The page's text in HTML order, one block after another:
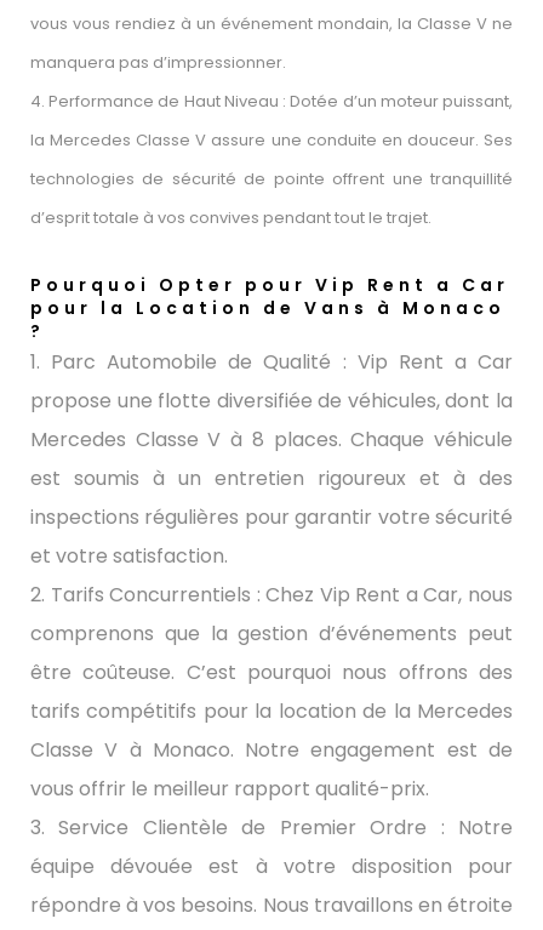
vous vous rendiez à un événement mondain, la Classe V ne
manquera pas d’impressionner.
4. Performance de Haut Niveau : Dotée d’un moteur puissant,
la Mercedes Classe V assure une conduite en douceur. Ses
technologies de sécurité de pointe offrent une tranquillité
d’esprit totale à vos convives pendant tout le trajet.
Pourquoi Opter pour Vip Rent a Car
pour la Location de Vans à Monaco
?
1. Parc Automobile de Qualité : Vip Rent a Car
propose une flotte diversifiée de véhicules, dont la
Mercedes Classe V à 8 places. Chaque véhicule
est soumis à un entretien rigoureux et à des
inspections régulières pour garantir votre sécurité
et votre satisfaction.
2. Tarifs Concurrentiels : Chez Vip Rent a Car, nous
comprenons que la gestion d’événements peut
être coûteuse. C’est pourquoi nous offrons des
tarifs compétitifs pour la location de la Mercedes
Classe V à Monaco. Notre engagement est de
vous offrir le meilleur rapport qualité-prix.
3. Service Clientèle de Premier Ordre : Notre
équipe dévouée est à votre disposition pour
répondre à vos besoins. Nous travaillons en étroite